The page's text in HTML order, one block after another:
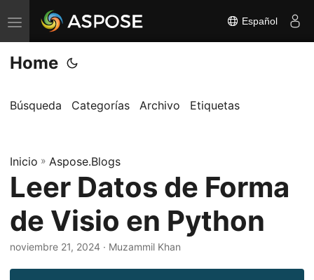
A
l
t
r
r
n
a
v
Español
Home
Búsqueda Categorías Archivo Etiquetas
Inicio » Aspose.Blogs
Leer Datos de Forma
de Visio en Python
noviembre 21, 2024 · Muzammil Khan